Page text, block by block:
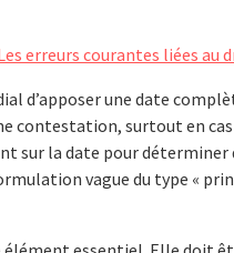
erreurs courantes liées au
d’apposer une date
contestation, surtout en
sur la date pour
vague du type «